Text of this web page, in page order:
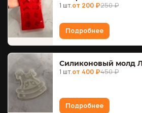
1 шт.от 200 ₽250 ₽
Подробнее
Силиконовый молд
1 шт.от 400 ₽450 ₽
Подробнее